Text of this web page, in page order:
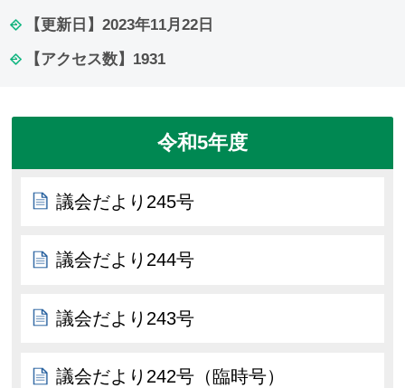
【更新日】 2023年11月22日
【アクセス数】 1931
令和5年度
議会だより245号
議会だより244号
議会だより243号
議会だより242号（臨時号）